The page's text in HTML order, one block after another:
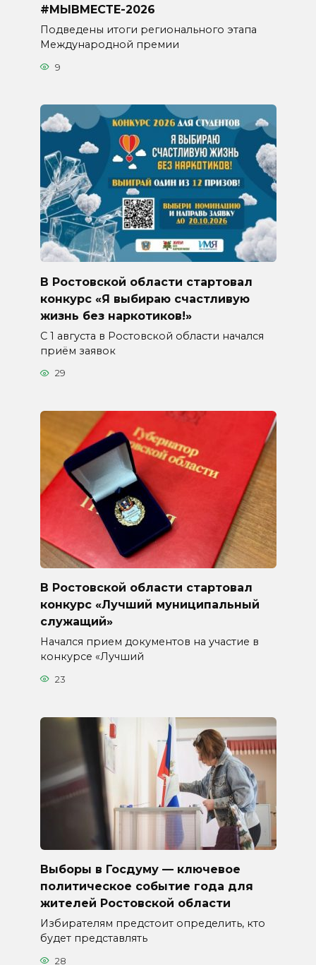
#МЫВМЕСТЕ-2026
Подведены итоги регионального этапа
Международной премии
9
В Ростовской области стартовал
конкурс «Я выбираю счастливую
жизнь без наркотиков!»
С 1 августа в Ростовской области начался
приём заявок
29
В Ростовской области стартовал
конкурс «Лучший муниципальный
служащий»
Начался прием документов на участие в
конкурсе «Лучший
23
Выборы в Госдуму — ключевое
политическое событие года для
жителей Ростовской области
Избирателям предстоит определить, кто
будет представлять
28